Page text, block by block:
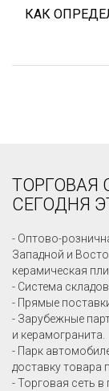
КАК
ТОРГОВАЯ
СЕГОДНЯ
- Оптово-
Западной и
керамическая
- Система
- Прямые
- Зарубежные
и керамогранита.
- Парк
доставку товара
- Торговая сеть в